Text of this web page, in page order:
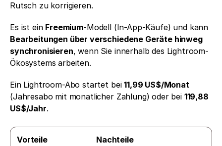
Rutsch zu korrigieren.
Es ist ein Freemium
Bearbeitungen über verschiedene Geräte hinweg
synchronisieren, wenn Sie innerhalb des Lightroom-
Ökosystems arbeiten.
Ein Lightroom-Abo startet bei 11,99 US$/Monat
(Jahresabo mit monatlicher Zahlung) oder bei 119,88
US$/Jahr.
Vorteile Nachteile